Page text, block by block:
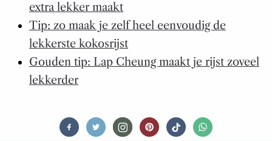
extra lekker maakt
Tip: zo maak je zelf heel eenvoudig de
lekkerste kokosrijst
Gouden tip: Lap Cheung maakt je rijst zoveel
lekkerder